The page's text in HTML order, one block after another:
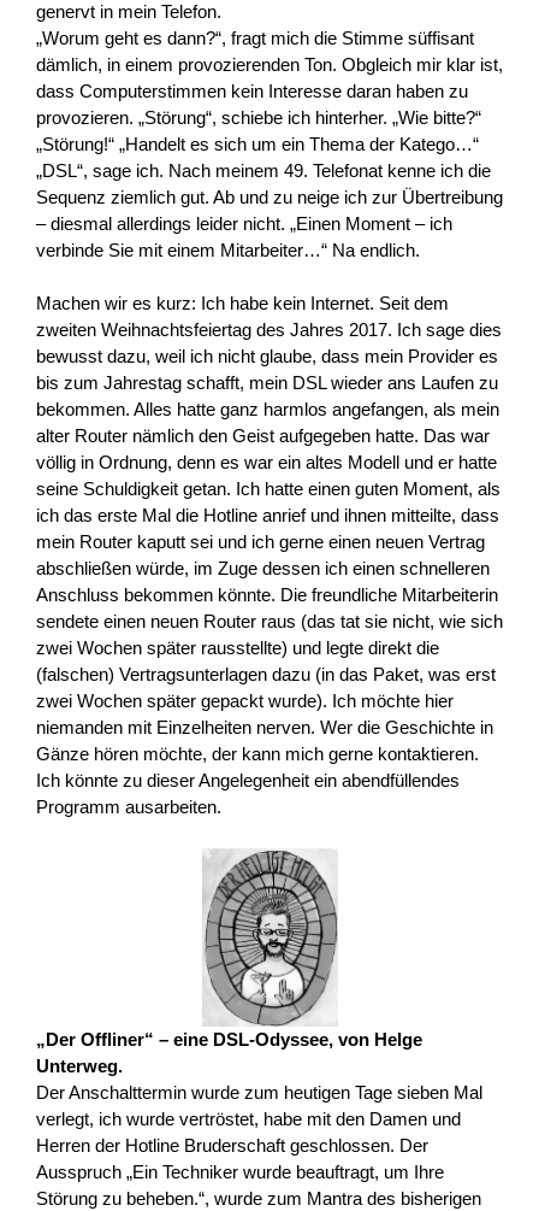
genervt in mein Telefon.
„Worum geht es dann?“, fragt mich die Stimme süffisant
dämlich, in einem provozierenden Ton. Obgleich mir klar ist,
dass Computerstimmen kein Interesse daran haben zu
provozieren. „Störung“, schiebe ich hinterher. „Wie bitte?“
„Störung!“ „Handelt es sich um ein Thema der Katego…“
„DSL“, sage ich. Nach meinem 49. Telefonat kenne ich die
Sequenz ziemlich gut. Ab und zu neige ich zur Übertreibung
– diesmal allerdings leider nicht. „Einen Moment – ich
verbinde Sie mit einem Mitarbeiter…“ Na endlich.
Machen wir es kurz: Ich habe kein Internet. Seit dem
zweiten Weihnachtsfeiertag des Jahres 2017. Ich sage dies
bewusst dazu, weil ich nicht glaube, dass mein Provider es
bis zum Jahrestag schafft, mein DSL wieder ans Laufen zu
bekommen. Alles hatte ganz harmlos angefangen, als mein
alter Router nämlich den Geist aufgegeben hatte. Das war
völlig in Ordnung, denn es war ein altes Modell und er hatte
seine Schuldigkeit getan. Ich hatte einen guten Moment, als
ich das erste Mal die Hotline anrief und ihnen mitteilte, dass
mein Router kaputt sei und ich gerne einen neuen Vertrag
abschließen würde, im Zuge dessen ich einen schnelleren
Anschluss bekommen könnte. Die freundliche Mitarbeiterin
sendete einen neuen Router raus (das tat sie nicht, wie sich
zwei Wochen später rausstellte) und legte direkt die
(falschen) Vertragsunterlagen dazu (in das Paket, was erst
zwei Wochen später gepackt wurde). Ich möchte hier
niemanden mit Einzelheiten nerven. Wer die Geschichte in
Gänze hören möchte, der kann mich gerne kontaktieren.
Ich könnte zu dieser Angelegenheit ein abendfüllendes
Programm ausarbeiten.
„Der Offliner“ – eine DSL-Odyssee, von Helge
Unterweg.
Der Anschalttermin wurde zum heutigen Tage sieben Mal
verlegt, ich wurde vertröstet, habe mit den Damen und
Herren der Hotline Bruderschaft geschlossen. Der
Ausspruch „Ein Techniker wurde beauftragt, um Ihre
Störung zu beheben.“, wurde zum Mantra des bisherigen